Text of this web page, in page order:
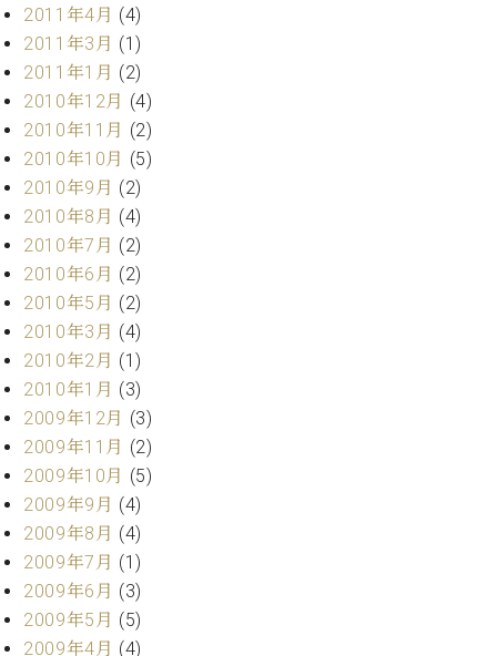
Musikgasse（音
楽の小道）
2011年4月 (4)
2011年3月 (1)
2011年1月 (2)
2010年12月 (4)
2010年11月 (2)
2010年10月 (5)
2010年9月 (2)
2010年8月 (4)
2010年7月 (2)
2010年6月 (2)
2010年5月 (2)
2010年3月 (4)
2010年2月 (1)
2010年1月 (3)
2009年12月 (3)
2009年11月 (2)
2009年10月 (5)
2009年9月 (4)
2009年8月 (4)
2009年7月 (1)
2009年6月 (3)
2009年5月 (5)
2009年4月 (4)